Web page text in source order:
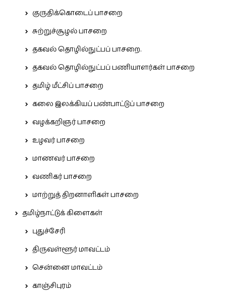
குருதிக்கொடைப் பாசறை
சுற்றுச்சூழல் பாசறை
தகவல் தொழில்நுட்பப் பாசறை.
தகவல் தொழில்நுட்பப் பணியாளர்கள் பாசறை
தமிழ் மீட்சிப் பாசறை
கலை இலக்கியப் பண்பாட்டுப் பாசறை
வழக்கறிஞர் பாசறை
உழவர் பாசறை
மாணவர் பாசறை
வணிகர் பாசறை
மாற்றுத் திறனாளிகள் பாசறை
தமிழ்நாட்டுக் கிளைகள்
புதுச்சேரி
திருவள்ளூர் மாவட்டம்
சென்னை மாவட்டம்
காஞ்சிபுரம்